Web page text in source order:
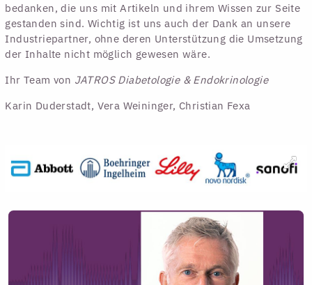
bedanken, die uns mit Artikeln und ihrem Wissen zur Seite
gestanden sind. Wichtig ist uns auch der Dank an unsere
Industriepartner, ohne deren Unterstützung die Umsetzung
der Inhalte nicht möglich gewesen wäre.
Ihr Team von JATROS Diabetologie & Endokrinologie
Karin Duderstadt, Vera Weininger, Christian Fexa